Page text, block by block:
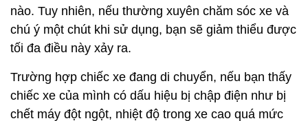
nào. Tuy nhiên, nếu thường xuyên chăm sóc xe và
chú ý một chút khi sử dụng, bạn sẽ giảm thiểu được
tối đa điều này xảy ra.
Trường hợp chiếc xe đang di chuyển, nếu bạn thấy
chiếc xe của mình có dấu hiệu bị chập điện như bị
chết máy đột ngột, nhiệt độ trong xe cao quá mức